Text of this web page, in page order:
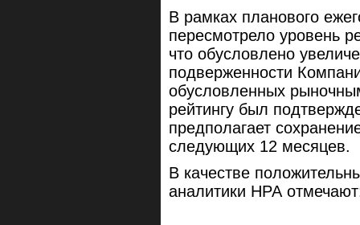
В рамках планового
пересмотрело уровень
что обусловлено
подверженности
обусловленных
рейтингу был
предполагает
следующих 12 месяцев.
В качестве
аналитики НРА